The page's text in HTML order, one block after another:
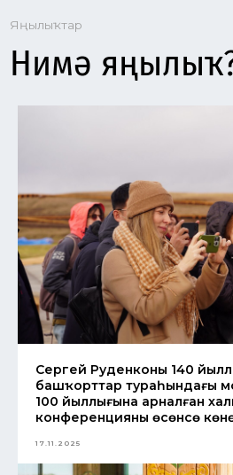
Сергей Руденконың 140
башҡорттар тураһындағы
100 йыллығына арналған
конференцияның өсөнсө
17.11.2025